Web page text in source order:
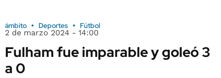
ámbito Deportes Fútbol
2 de marzo 2024 - 14:00
Fulham fue imparable y goleó 3
a 0